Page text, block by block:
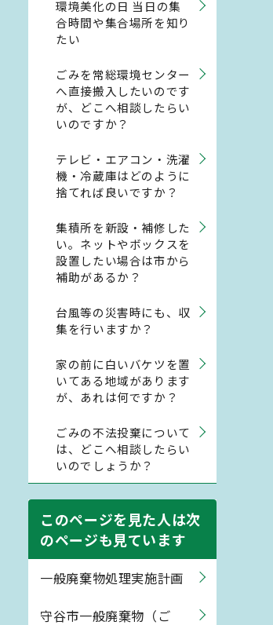
環境美化の日 当日の集
合時間や集合場所を知り
たい
ごみを常総環境センター
へ直接搬入したいのです
が、どこへ相談したらい
いのですか？
テレビ・エアコン・洗濯
機・冷蔵庫はどのように
捨てれば良いですか？
集積所を新設・補修した
い。ネットやボックスを
設置したい場合は市から
補助があるか？
台風等の災害時にも、収
集を行いますか？
家の前に白いバケツを置
いてある地域があります
が、あれは何ですか？
ごみの不法投棄について
は、どこへ相談したらい
いのでしょうか？
このページを見た人は次
のページも見ています
一般廃棄物処理実施計画
守谷市一般廃棄物（ご